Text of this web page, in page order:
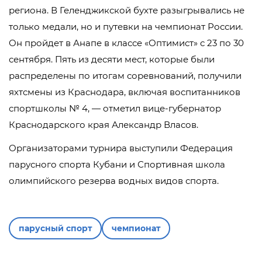
региона. В Геленджикской бухте разыгрывались не
только медали, но и путевки на чемпионат России.
Он пройдет в Анапе в классе «Оптимист» с 23 по 30
сентября. Пять из десяти мест, которые были
распределены по итогам соревнований, получили
яхтсмены из Краснодара, включая воспитанников
спортшколы № 4, — отметил вице-губернатор
Краснодарского края Александр Власов.
Организаторами турнира выступили Федерация
парусного спорта Кубани и Спортивная школа
олимпийского резерва водных видов спорта.
парусный спорт чемпионат